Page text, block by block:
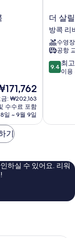
금: ₩202,163
수수료 포함
일 ~ 9월 9일
더
살
릴
호
텔
리
버
방
사
이
더 살
방콕 리
수영장
공항
10
점
최
이
용
9.4 최
이용
기
하실 수 있어요. 리워